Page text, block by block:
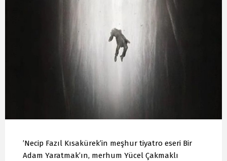
’Necip Fazıl Kısakürek’in meşhur tiyatro eseri Bir
Adam Yaratmak’ın, merhum Yücel Çakmaklı